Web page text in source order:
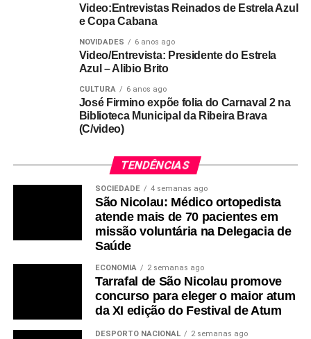
Video:Entrevistas Reinados de Estrela Azul
e Copa Cabana
NOVIDADES 6 anos ago
Video/Entrevista: Presidente do Estrela
Azul – Alibio Brito
CULTURA 6 anos ago
José Firmino expõe folia do Carnaval 2 na
Biblioteca Municipal da Ribeira Brava
(C/video)
TENDÊNCIAS
SOCIEDADE 4 semanas ago
São Nicolau: Médico ortopedista
atende mais de 70 pacientes em
missão voluntária na Delegacia de
Saúde
ECONOMIA 2 semanas ago
Tarrafal de São Nicolau promove
concurso para eleger o maior atum
da XI edição do Festival de Atum
DESPORTO NACIONAL 2 semanas ago